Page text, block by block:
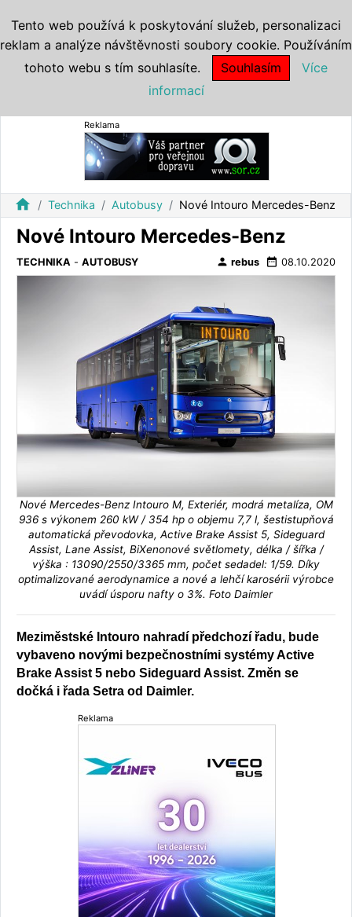
Reklama
home Technika Autobusy Nové Intouro Mercedes-Benz
Nové Intouro Mercedes-Benz
TECHNIKA - AUTOBUSY person rebus date_range 08.10.2020
Nové Mercedes-Benz Intouro M, Exteriér, modrá metalíza, OM
936 s výkonem 260 kW / 354 hp o objemu 7,7 l, šestistupňová
automatická převodovka, Active Brake Assist 5, Sideguard
Assist, Lane Assist, BiXenonové světlomety, délka / šířka /
výška : 13090/2550/3365 mm, počet sedadel: 1/59. Díky
optimalizované aerodynamice a nové a lehčí karosérii výrobce
uvádí úsporu nafty o 3%. Foto Daimler
Meziměstské Intouro nahradí předchozí řadu, bude
vybaveno novými bezpečnostními systémy Active
Brake Assist 5 nebo Sideguard Assist. Změn se
dočká i řada Setra od Daimler.
Reklama
Tento web používá k poskytování služeb, personalizaci
reklam a analýze návštěvnosti soubory cookie. Používáním
tohoto webu s tím souhlasíte.
Souhlasím
Více
informací